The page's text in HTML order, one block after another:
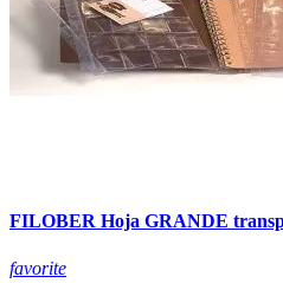
FILOBER Hoja GRANDE
favorite